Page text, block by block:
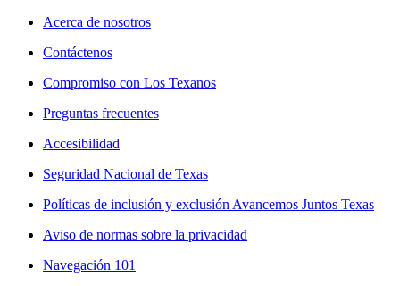
Acerca de nosotros
Contáctenos
Compromiso con Los Texanos
Preguntas frecuentes
Accesibilidad
Seguridad Nacional de Texas
Políticas de inclusión y exclusión Avancemos Juntos Texas
Aviso de normas sobre la privacidad
Navegación 101